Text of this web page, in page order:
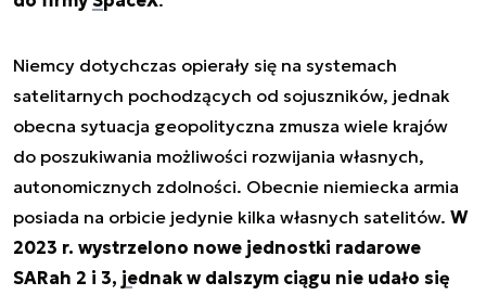
Niemcy dotychczas opierały się na systemach
satelitarnych pochodzących od sojuszników, jednak
obecna sytuacja geopolityczna zmusza wiele krajów
do poszukiwania możliwości rozwijania własnych,
autonomicznych zdolności. Obecnie niemiecka armia
posiada na orbicie jedynie kilka własnych satelitów. W
2023 r. wystrzelono nowe jednostki radarowe
SARah 2 i 3, jednak w dalszym ciągu nie udało się